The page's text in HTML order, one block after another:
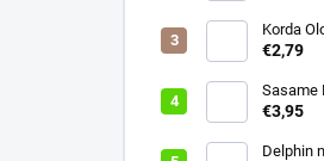
Korda
Casting
€2,79
Sasame
v.4 ocko
€3,95
Delphin